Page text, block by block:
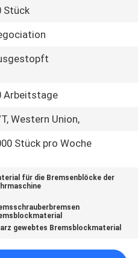
Stück
Arbeitstage
Western Union,
Stück pro Woche
für die Bremsenblöcke der
gewebtes Bremsblockmaterial